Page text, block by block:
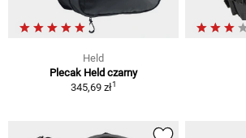
Held
Plecak Held czarny
345,69 zł1